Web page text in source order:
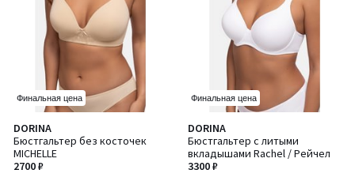
Финальная цена
DORINA
Бюстгальтер без косточек
MICHELLE
2700 ₽
4,6
/ 5
Количество
цветов:
2
Финальная цена
DORINA
Бюстгальтер с литыми
вкладышами Rachel / Рейчел
3300 ₽
4,3
/ 5
Количество
цветов:
2